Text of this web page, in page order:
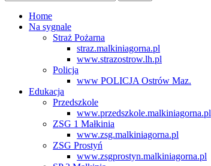
Home
Na sygnale
Straż Pożarna
straz.malkiniagorna.pl
www.strazostrow.lh.pl
Policja
www POLICJA Ostrów Maz.
Edukacja
Przedszkole
www.przedszkole.malkiniagorna.pl
ZSG 1 Małkinia
www.zsg.malkiniagorna.pl
ZSG Prostyń
www.zsgprostyn.malkiniagorna.pl